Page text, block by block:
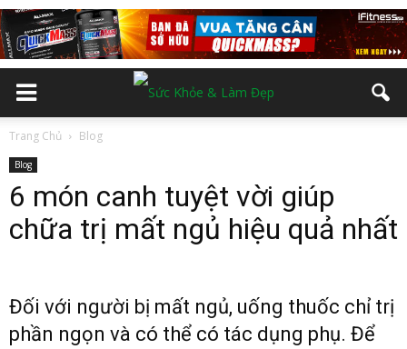
Trang Chủ Blog
Blog
6 món canh tuyệt vời giúp
chữa trị mất ngủ hiệu quả nhất
Đối với người bị mất ngủ, uống thuốc chỉ trị
phần ngọn và có thể có tác dụng phụ. Để